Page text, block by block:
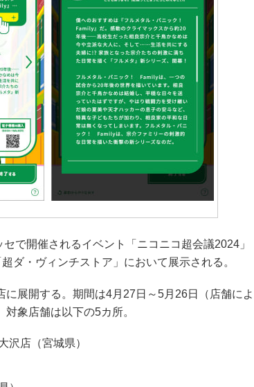
で開催されるイベント「ニコニコ超会議2024」
ダ・ヴィンチストア」において展示される。
展開する。期間は4月27日～5月26日（店舗によ
象店舗は以下の5カ所。
沢店（宮城県）